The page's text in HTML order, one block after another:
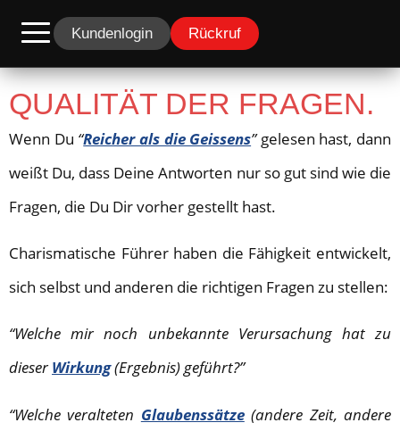
Kundenlogin Rückruf
QUALITÄT DER FRAGEN.
Wenn Du “Reicher als die Geissens”gelesen hast, dann
weißt Du, dass Deine Antworten nur so gut sind wie die
Fragen, die Du Dir vorher gestellt hast.
Charismatische Führer haben die Fähigkeit entwickelt,
sich selbst und anderen die richtigen Fragen zu stellen:
“Welche mir noch unbekannte Verursachung hat zu
dieserWirkung(Ergebnis) geführt?”
“Welche veralteten Glaubenssätze(andere Zeit, andere